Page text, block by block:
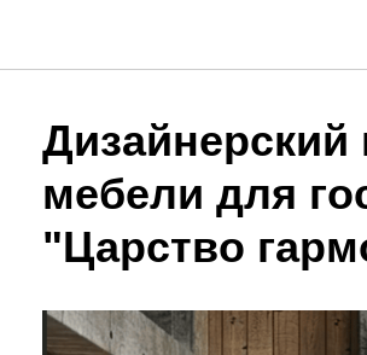
Дизайнерский
мебели для
"Царство